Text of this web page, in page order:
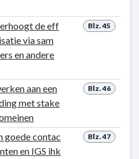
Blz. 45
de eff
via sam
en andere
Blz. 46
aan een
met stake
Blz. 47
goede contac
en IGS ihk